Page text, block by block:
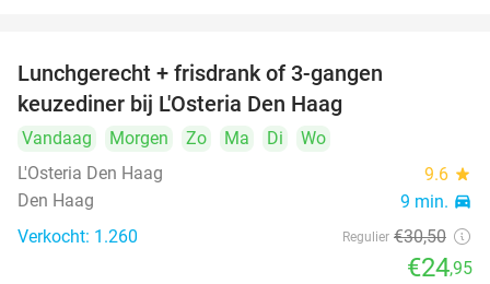
Lunchgerecht + frisdrank of 3-gangen
keuzediner bij L'Osteria Den Haag
Vandaag Morgen Zo Ma Di
Wo
L'Osteria Den Haag
9.6 star
Den Haag 9 min. directions_car
Verkocht: 1.260 Regulier €30,50
€24,95